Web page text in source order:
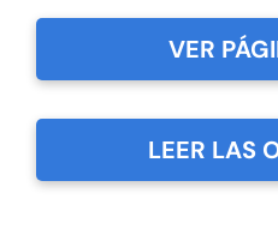
VER
LEER LAS